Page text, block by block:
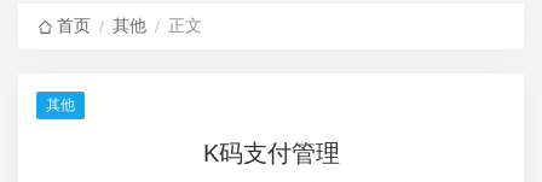
首页 / 其他 / 正文
其他
K码支付管理